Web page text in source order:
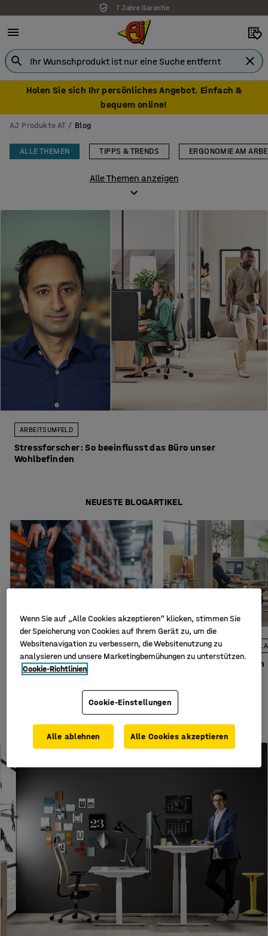
Kauf auf Rechnung für Geschäftskunden möglich
Holen Sie sich Ihr persönliches Angebot. Einfach &
bequem online!
AJ Produkte AT Blog
ALLE THEMEN TIPPS & TRENDS ERGONOMIE AM
Alle Themen anzeigen
ARBEITSUMFELD
Stressforscher: So beeinflusst das Büro unser
Wohlbefinden
NEUESTE BLOGARTIKEL
ERGONOMIE AM ARBEITSPLATZ
Knieschmerzen bei der
Arbeit: Woher sie kommen
ERGONOMIE AM
Wie du die Akustik an
Meistgelesene Blogs
Wenn Sie auf „Alle Cookies akzeptieren“ klicken, stimmen Sie
der Speicherung von Cookies auf Ihrem Gerät zu, um die
Websitenavigation zu verbessern, die Websitenutzung zu
analysieren und unsere Marketingbemühungen zu unterstützen.
Cookie-Richtlinien
Cookie-Einstellungen
Alle ablehnen Alle Cookies akzeptieren